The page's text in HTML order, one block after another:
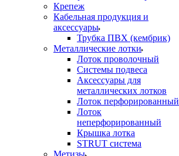
Крепеж
Кабельная продукция и
аксессуары
Трубка ПВХ (кембрик)
Металлические лотки
Лоток проволочный
Системы подвеса
Аксессуары для
металлических лотков
Лоток перфорированный
Лоток
неперфорированный
Крышка лотка
STRUT система
Метизы